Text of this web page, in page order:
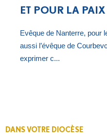
ET POUR LA
Evêque de Nanterre, pour
aussi l’évêque de
exprimer c...
DANS VOTRE DIOCÈSE